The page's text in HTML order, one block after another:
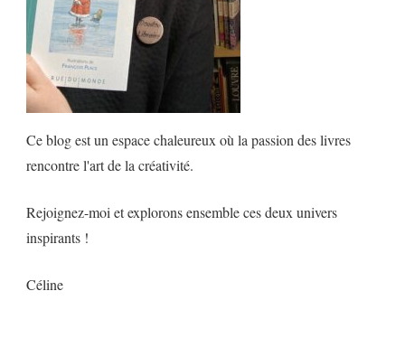
Ce blog est un espace chaleureux où la passion des livres
rencontre l'art de la créativité.
Rejoignez-moi et explorons ensemble ces deux univers
inspirants !
Céline